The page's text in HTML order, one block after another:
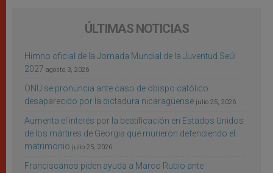
ÚLTIMAS NOTICIAS
Himno oficial de la Jornada Mundial de la Juventud Seúl
2027 agosto 3, 2026
ONU se pronuncia ante caso de obispo católico
desaparecido por la dictadura nicaragüense julio 25, 2026
Aumenta el interés por la beatificación en Estados Unidos
de los mártires de Georgia que murieron defendiendo el
matrimonio julio 25, 2026
Franciscanos piden ayuda a Marco Rubio ante